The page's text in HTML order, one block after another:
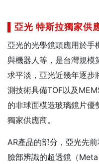
▌亞光 特斯拉獨家供
亞光的光學鏡頭應用於手
與機器人等，是台灣規模
求平淡，亞光近幾年逐
測技術具備TOF以及
的非球面模造玻璃鏡片優
獨家供應商。
AR產品的部分，亞光先
臉部辨識的超透鏡（